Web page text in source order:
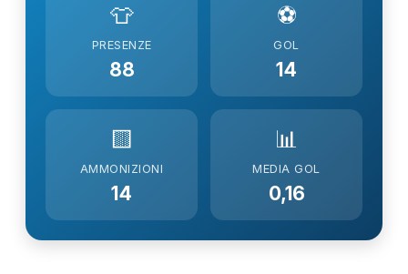
👕
PRESENZE
88
⚽
GOL
14
🟨
AMMONIZIONI
14
📊
MEDIA GOL
0,16